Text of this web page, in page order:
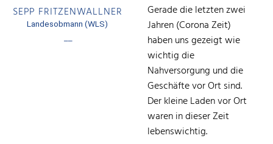
SEPP FRITZENWALLNER
Landesobmann (WLS)
––
Gerade die letzten zwei
Jahren (Corona Zeit)
haben uns gezeigt wie
wichtig die
Nahversorgung und die
Geschäfte vor Ort sind.
Der kleine Laden vor Ort
waren in dieser Zeit
lebenswichtig.